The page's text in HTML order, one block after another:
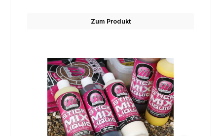
Zum Produkt